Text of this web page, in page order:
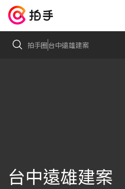
拍手圈台中遠雄建案
台中遠雄建案